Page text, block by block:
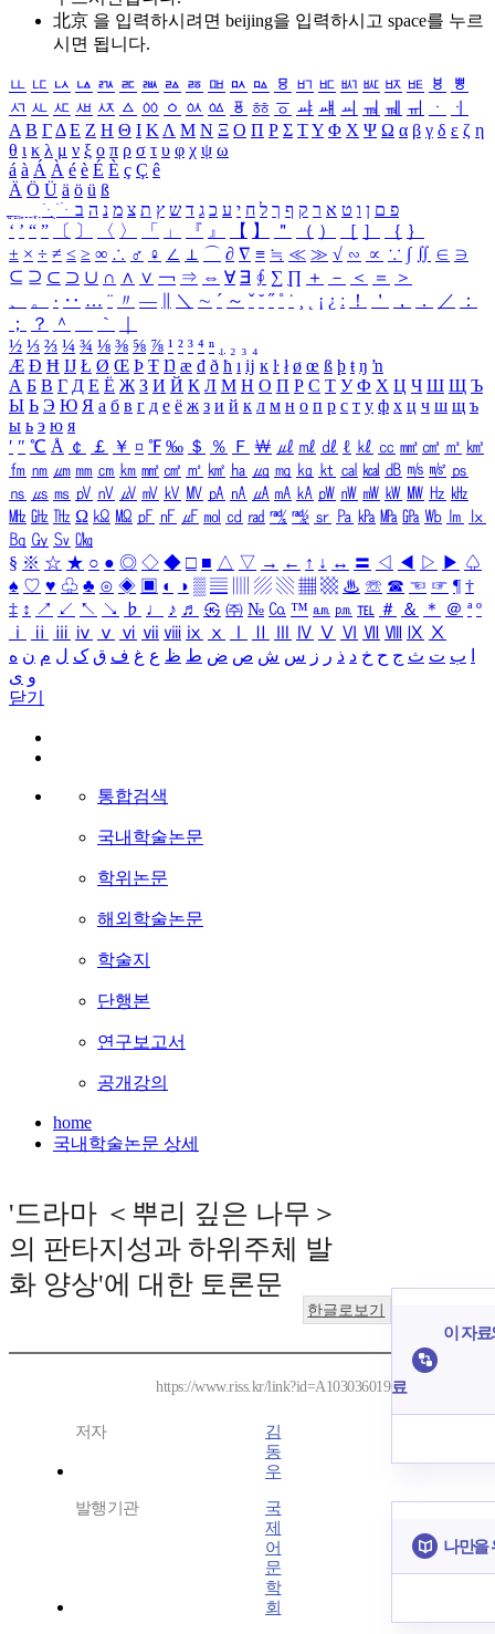
北京 을 입력하시려면 beijing을 입력하시고 space를 누르
시면 됩니다.
ㅥ ㅦ ㅧ ㅨ ㅩ ㅪ ㅫ ㅬ ㅭ ㅮ ㅯ ㅰ ㅱ ㅲ ㅳ ㅴ ㅵ ㅶ ㅷ ㅸ
ㅹ
ㅺ ㅻ ㅼ ㅽ ㅾ ㅿ ㆀ ㆁ ㆂ ㆃ ㆄ ㆅ ㆆ ㆇ ㆈ ㆉ ㆊ ㆋ ㆌ ㆍ
ㆎ
Α Β ΓΔ Ε Ζ Η Θ Ι ΚΛ Μ Ν Ξ Ο Π Ρ Σ ΤΥ Φ Χ Ψ Ω α β γ δ ε ζ η
θ ι κ λ μ ν ξ ο π ρ σ τ υ φ χ ψ ω
á à Á À é è É È ç Ç ê
Ä Ö Ü ä ö ü ß
ִֶֹ ֻּ ׁׂ פ ם ן ו ט א ר ק ף ך ל ח י ע כ ג ד ש ץ ת צ מ נ ה ב
‘ ’ “ ” 〔 〕 〈 〉 「 」 『 』 【 】 ＂ （ ） ［ ］ ｛ ｝
± × ÷ ≠ ≤ ≥ ∞ ∴ ♂ ♀ ∠ ⊥ ⌒ ∂ ∇ ≡ ≒ ≪ ≫ √ ∽ ∝ ∵ ∫ ∬ ∈ ∋
⊆ ⊇ ⊂ ⊃ ∪ ∩ ∧ ∨ ￢ ⇒ ⇔ ∀ ∃ ∮ ∑ ∏ ＋ － ＜ ＝
＞
、
。 · ‥ … ¨ 〃 ― ＼ ∼ ´ ～ ˇ ˘ ˝ ˚ ˙ ¸ ¡ ¿ ː ！ ＇ ， ． ／
：
；
？ ＾ ｀
½ ⅓ ⅔ ¼ ¾ ⅛ ⅜ ⅝ ⅞ ¹ ² ³ ⁴ ⁿ ₁ ₂ ₃ ₄
Æ Ð Ħ Ĳ Ł Ø Œ Þ Ŧ Ŋ æ đ ð ħ ı ĳ ĸ ŀ ł ø œ ß þ ŧ ŋ ŉ
А Б В Г Д Е Ё Ж З И Й К Л М Н О П Р С Т У Ф Х Ц Ч Ш Щ Ъ
Ы Ь Э Ю Я а б в г д е ё ж з и й к л м н о п р с т у ф х ц ч ш щ ъ
ы ь э ю я
′ ″ ℃ Å ￠ ￡ ￥ ¤ ℉ ‰ ＄ ％ Ｆ ￦ ㎕ ㎖ ㎗ ℓ ㎘ ㏄ ㎣ ㎤ ㎥ ㎦
㎙ ㎚ ㎛ ㎜ ㎝ ㎞ ㎟ ㎠ ㎡ ㎢ ㏊ ㎍ ㎎ ㎏ ㏏ ㎈ ㎉ ㏈ ㎧ ㎨ ㎰
㎱ ㎲ ㎳ ㎴ ㎵ ㎶ ㎷ ㎸ ㎹ ㎀ ㎁ ㎂ ㎃ ㎄ ㎺ ㎻ ㎽ ㎾ ㎿ ㎐ ㎑
㎒ ㎓ ㎔ Ω ㏀ ㏁ ㎊ ㎋ ㎌ ㏖ ㏅ ㎭ ㎮ ㎯ ㏛ ㎩ ㎪ ㎫ ㎬ ㏝ ㏐
㏓
㏃ ㏉ ㏜ ㏆
§ ※ ☆ ★ ○ ● ◎ ◇ ◆ □ ■ △ ▽ → ← ↑ ↓ ↔ 〓 ◁ ◀ ▷ ▶ ♤
♠ ♡ ♥ ♧ ♣ ⊙ ◈ ▣ ◐ ◑ ▒ ▤ ▨ ▧ ▦ ▩ ♨ ☏ ☎ ☜ ☞ ¶ †
‡ ↕ ↗ ↙ ↖ ↘ ♭ ♩ ♪ ♬ ㉿ ㈜ № ㏇ ™ ㏂ ㏘ ℡ ＃ ＆ ＊ ＠ ª º
ⅰ
ⅱ ⅲ ⅳ ⅴ ⅵ ⅶ ⅷ ⅸ ⅹ Ⅳ Ⅴ Ⅵ Ⅶ Ⅷ Ⅸ Ⅹ
ب ت ث ج ح خ د ذ ر ز س ش ص ض ط ظ ع غ ف ق ک ل م ن ه
و ی
닫기
통합검색
국내학술논문
학위논문
해외학술논문
학술지
단행본
연구보고서
공개강의
home
국내학술논문 상세
'드라마 ＜뿌리 깊은 나무＞
의 판타지성과 하위주체 발
화 양상'에 대한 토론문
한글로보기
https://www.riss.kr/link?id=A103036019
저자
김
동
우
발행기관
국
제
어
문
학
회
이 자료
료
나만을